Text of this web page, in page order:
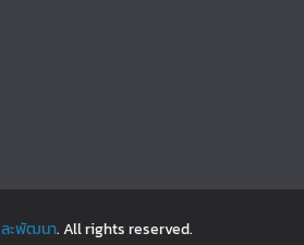
ะพัฒนา. All rights reserved.